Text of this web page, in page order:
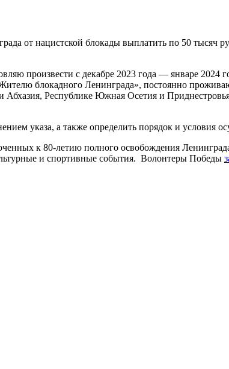
от нацистской блокады выплатить по 50 тысяч
произвести с декабре 2023 года — январе 2024
блокадного Ленинграда», постоянно
Республике Южная Осетия и
указа, а также определить порядок и условия
к 80-летию полного освобождения
и спортивные события. Волонтеры Победы